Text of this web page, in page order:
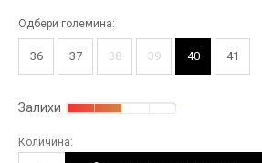
Одбери големина:
36 37 38 39 40 41
Залихи
Количина: